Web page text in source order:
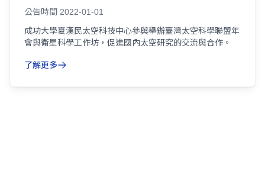
公告時間 2022-01-01
成功大學夏漢民太空科技中心參與舉辦臺灣太空科學聯盟年
會與衛星科學工作坊，促進國內太空研究的交流與合作。
了解更多